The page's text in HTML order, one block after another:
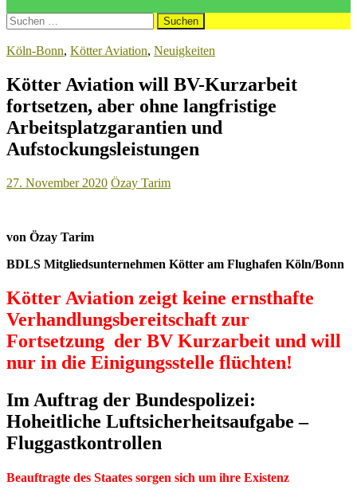
Suchen
nach:
Köln-Bonn, Kötter Aviation, Neuigkeiten
Kötter Aviation will BV-Kurzarbeit
fortsetzen, aber ohne langfristige
Arbeitsplatzgarantien und
Aufstockungsleistungen
27. November 2020 Özay Tarim
von Özay Tarim
BDLS Mitgliedsunternehmen Kötter am Flughafen Köln/Bonn
Kötter Aviation zeigt keine ernsthafte
Verhandlungsbereitschaft zur
Fortsetzung der BV Kurzarbeit und will
nur in die Einigungsstelle flüchten!
Im Auftrag der Bundespolizei:
Hoheitliche Luftsicherheitsaufgabe –
Fluggastkontrollen
Beauftragte des Staates sorgen sich um ihre Existenz